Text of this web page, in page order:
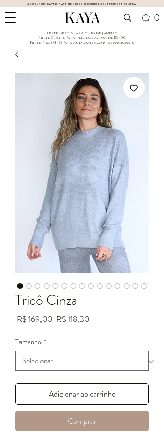
0
USE O CUPOM:KAYA10PARA TER 10% DE DESCONTO EM SUA PRIMEIRA COMPRA
​Frete Grátis: Para o Rio de Janeiro
​Frete Grátis: Para pedidos acima de R$ 400.
Frete Fixo (R$ 15): Para as demais compras nacionais.
Tricô Cinza
R$ 169,00 Preço
R$ 118,30
Tamanho *
Adicionar ao carrinho
Comprar